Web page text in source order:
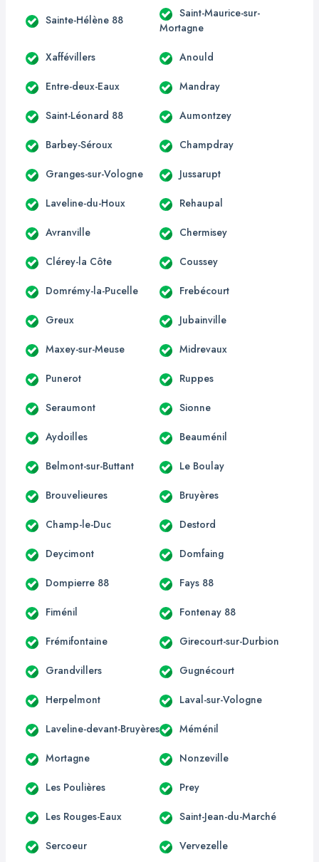
Sainte-Hélène 88
Saint-Maurice-sur-
Mortagne
Xaffévillers Anould
Entre-deux-Eaux Mandray
Saint-Léonard 88 Aumontzey
Barbey-Séroux Champdray
Granges-sur-Vologne Jussarupt
Laveline-du-Houx Rehaupal
Avranville Chermisey
Clérey-la Côte Coussey
Domrémy-la-Pucelle Frebécourt
Greux Jubainville
Maxey-sur-Meuse Midrevaux
Punerot Ruppes
Seraumont Sionne
Aydoilles Beauménil
Belmont-sur-Buttant Le Boulay
Brouvelieures Bruyères
Champ-le-Duc Destord
Deycimont Domfaing
Dompierre 88 Fays 88
Fiménil Fontenay 88
Frémifontaine Girecourt-sur-Durbion
Grandvillers Gugnécourt
Herpelmont Laval-sur-Vologne
Laveline-devant-Bruyères Méménil
Mortagne Nonzeville
Les Poulières Prey
Les Rouges-Eaux Saint-Jean-du-Marché
Sercoeur Vervezelle